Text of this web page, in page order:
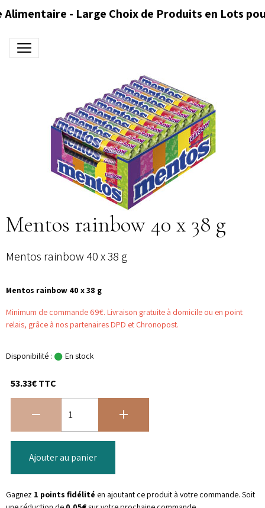
Alimentaire - Large Choix de Produits en Lots
Mentos rainbow 40 x 38 g
Mentos rainbow 40 x 38 g
Mentos rainbow 40 x 38 g
Minimum de commande 69€. Livraison gratuite à domicile ou en point
relais, grâce à nos partenaires DPD et Chronopost.
Disponibilité : En stock
53.33€ TTC
Ajouter au panier
Gagnez 1 points fidélité en ajoutant ce produit à votre commande. Soit